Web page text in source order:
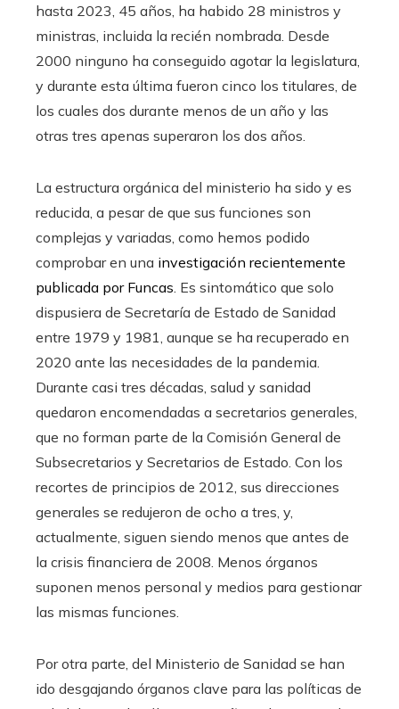
hasta 2023, 45 años, ha habido 28 ministros y
ministras, incluida la recién nombrada. Desde
2000 ninguno ha conseguido agotar la legislatura,
y durante esta última fueron cinco los titulares, de
los cuales dos durante menos de un año y las
otras tres apenas superaron los dos años.
La estructura orgánica del ministerio ha sido y es
reducida, a pesar de que sus funciones son
complejas y variadas, como hemos podido
comprobar en una investigación recientemente
publicada por Funcas. Es sintomático que solo
dispusiera de Secretaría de Estado de Sanidad
entre 1979 y 1981, aunque se ha recuperado en
2020 ante las necesidades de la pandemia.
Durante casi tres décadas, salud y sanidad
quedaron encomendadas a secretarios generales,
que no forman parte de la Comisión General de
Subsecretarios y Secretarios de Estado. Con los
recortes de principios de 2012, sus direcciones
generales se redujeron de ocho a tres, y,
actualmente, siguen siendo menos que antes de
la crisis financiera de 2008. Menos órganos
suponen menos personal y medios para gestionar
las mismas funciones.
Por otra parte, del Ministerio de Sanidad se han
ido desgajando órganos clave para las políticas de